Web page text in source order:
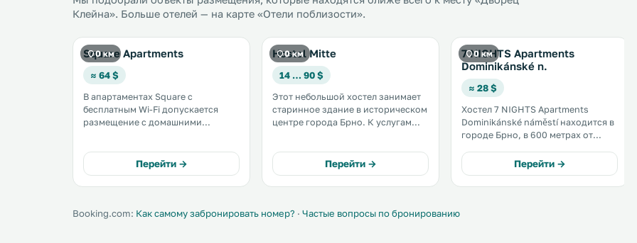
Клейна». Больше отелей — на карте «Отели поблизости».
0 км
Square Apartments
≈ 64 $
В апартаментах Square с
бесплатным Wi-Fi допускается
размещение с домашними
метрах от замка Шпильберк. .
Перейти →
0 км
Hostel Mitte
14 … 90 $
Этот небольшой хостел занимает
старинное здание в историческом
центре города Брно. К услугам
Святых Петра и Павла. .
Перейти →
0 км
7 NIGHTS Apartments
Dominikánské n.
≈ 28 $
Хостел 7 NIGHTS Apartments
Dominikánské náměstí находится в
городе Брно, в 600 метрах от
выставочного центра Брно. .
Перейти →
Booking.com: Как самому забронировать номер? · Частые вопросы по бронированию